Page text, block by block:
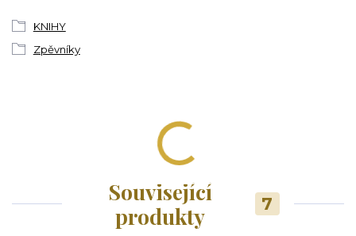
KNIHY
Zpěvníky
Související
produkty
7